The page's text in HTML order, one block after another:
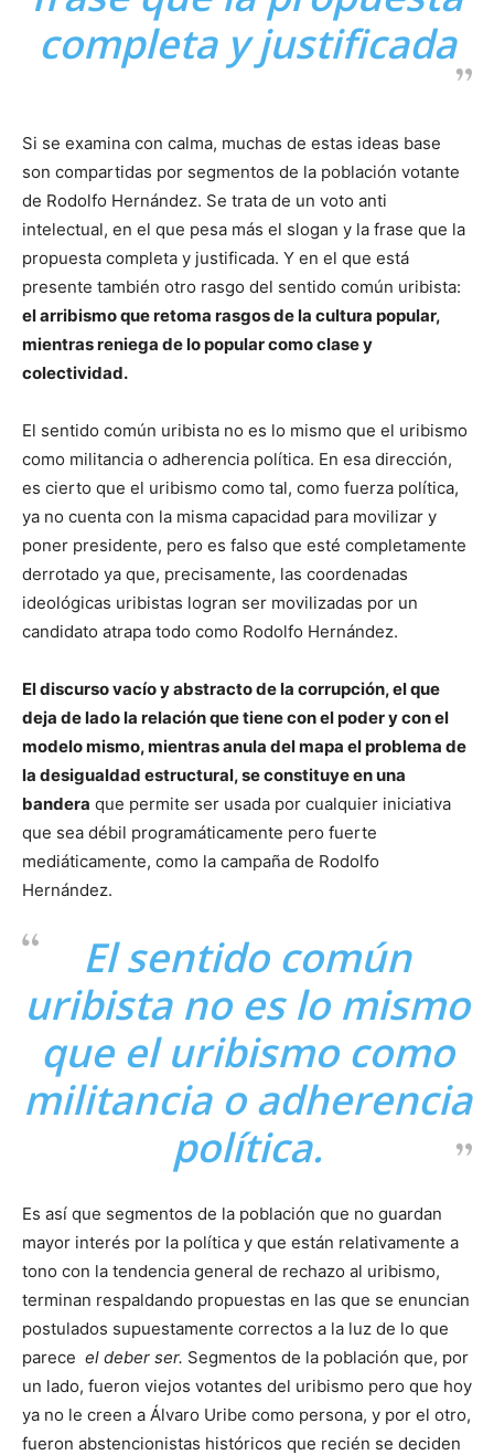
completa y justificada
Si se examina con calma, muchas de estas ideas base
son compartidas por segmentos de la población votante
de Rodolfo Hernández. Se trata de un voto anti
intelectual, en el que pesa más el slogan y la frase que la
propuesta completa y justificada. Y en el que está
presente también otro rasgo del sentido común uribista:
el arribismo que retoma rasgos de la cultura popular,
mientras reniega de lo popular como clase y
colectividad.
El sentido común uribista no es lo mismo que el uribismo
como militancia o adherencia política. En esa dirección,
es cierto que el uribismo como tal, como fuerza política,
ya no cuenta con la misma capacidad para movilizar y
poner presidente, pero es falso que esté completamente
derrotado ya que, precisamente, las coordenadas
ideológicas uribistas logran ser movilizadas por un
candidato atrapa todo como Rodolfo Hernández.
El discurso vacío y abstracto de la corrupción, el que
deja de lado la relación que tiene con el poder y con el
modelo mismo, mientras anula del mapa el problema de
la desigualdad estructural, se constituye en una
bandera que permite ser usada por cualquier iniciativa
que sea débil programáticamente pero fuerte
mediáticamente, como la campaña de Rodolfo
Hernández.
El sentido común
uribista no es lo mismo
que el uribismo como
militancia o adherencia
política.
Es así que segmentos de la población que no guardan
mayor interés por la política y que están relativamente a
tono con la tendencia general de rechazo al uribismo,
terminan respaldando propuestas en las que se enuncian
postulados supuestamente correctos a la luz de lo que
parece el deber ser. Segmentos de la población que, por
un lado, fueron viejos votantes del uribismo pero que hoy
ya no le creen a Álvaro Uribe como persona, y por el otro,
fueron abstencionistas históricos que recién se deciden